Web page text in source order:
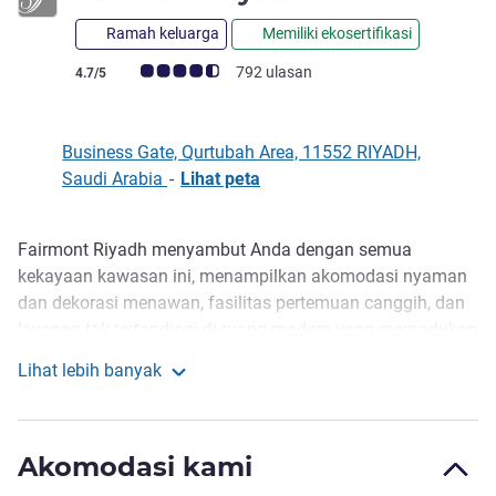
Ramah keluarga Memiliki ekosertifikasi
Catatan tamu Avis (Peringkat ALL)
4.7/5 792 ulasan
Business Gate, Qurtubah Area, 11552 RIYADH,
Saudi Arabia - Lihat peta
Deskripsi
Fairmont Riyadh menyambut Anda dengan semua
kekayaan kawasan ini, menampilkan akomodasi nyaman
dan dekorasi menawan, fasilitas pertemuan canggih, dan
Terletak di Business Gate, 15 menit dari bandara dan 20
spa dan gym Fairmont, termasuk kolam renang dalam-
Lihat lebih banyak
Akomodasi kami